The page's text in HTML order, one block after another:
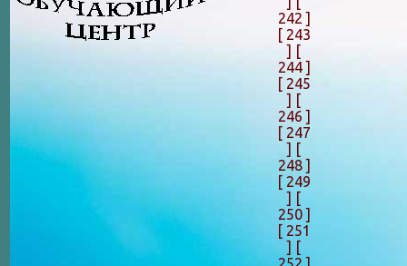
242 ]
[ 243
] [
244 ]
[ 245
] [
246 ]
[ 247
] [
248 ]
[ 249
] [
250 ]
[ 251
] [